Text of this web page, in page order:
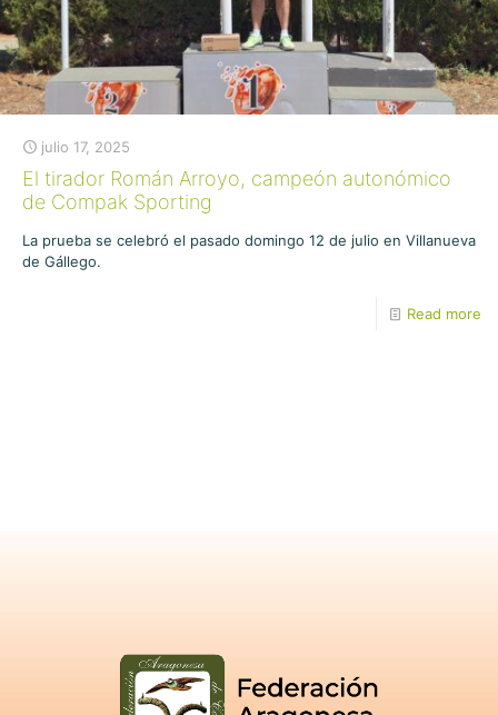
julio 17, 2025
El tirador Román Arroyo, campeón autonómico
de Compak Sporting
La prueba se celebró el pasado domingo 12 de julio en Villanueva
de Gállego.
Read more